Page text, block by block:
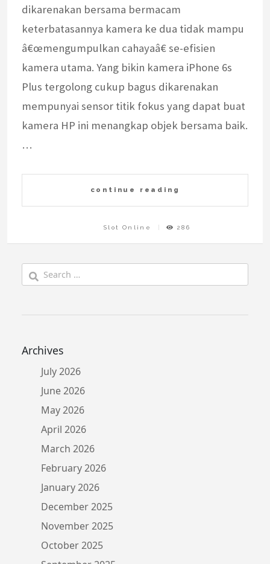
dikarenakan bersama bermacam
keterbatasannya kamera ke dua tidak mampu
â€œmengumpulkan cahayaâ€ se-efisien
kamera utama. Yang bikin kamera iPhone 6s
Plus tergolong cukup bagus dikarenakan
mempunyai sensor titik fokus yang dapat buat
kamera HP ini menangkap objek bersama baik.
…
continue reading
Slot Online 286
Search
for:
Archives
July 2026
June 2026
May 2026
April 2026
March 2026
February 2026
January 2026
December 2025
November 2025
October 2025